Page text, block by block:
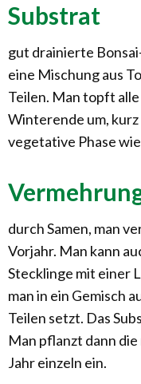
Substrat
gut drainierte
eine Mischung aus
Teilen. Man topft
Winterende um,
vegetative Phase
durch Samen, man
Vorjahr. Man kann
Stecklinge mit einer
man in ein Gemisch
Teilen setzt. Das
Man pflanzt dann
Jahr einzeln ein.